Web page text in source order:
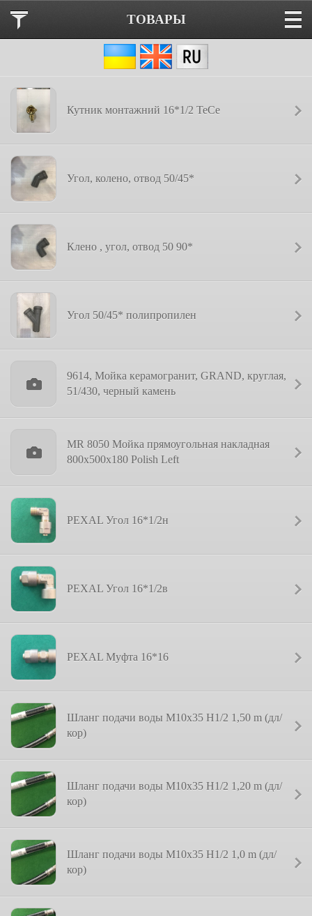
ТОВАРЫ
Кутник монтажний 16*1/2 ТеСе
Угол, колено, отвод 50/45*
Клено , угол, отвод 50 90*
Угол 50/45* полипропилен
9614, Мойка керамогранит, GRAND, круглая,
51/430, черный камень
MR 8050 Мойка прямоугольная накладная
800х500х180 Polish Left
PEXAL Угол 16*1/2н
PEXAL Угол 16*1/2в
PEXAL Муфта 16*16
Шланг подачи воды M10x35 H1/2 1,50 m (дл/
кор)
Шланг подачи воды M10x35 H1/2 1,20 m (дл/
кор)
Шланг подачи воды M10x35 H1/2 1,0 m (дл/
кор)